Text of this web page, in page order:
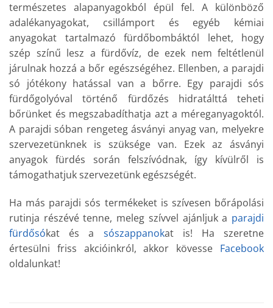
természetes alapanyagokból épül fel. A különböző
adalékanyagokat, csillámport és egyéb kémiai
anyagokat tartalmazó fürdőbombáktól lehet, hogy
szép színű lesz a fürdővíz, de ezek nem feltétlenül
járulnak hozzá a bőr egészségéhez. Ellenben, a parajdi
só jótékony hatással van a bőrre. Egy parajdi sós
fürdőgolyóval történő fürdőzés hidratálttá teheti
bőrünket és megszabadíthatja azt a méreganyagoktól.
A parajdi sóban rengeteg ásványi anyag van, melyekre
szervezetünknek is szüksége van. Ezek az ásványi
anyagok fürdés során felszívódnak, így kívülről is
támogathatjuk szervezetünk egészségét.
Ha más parajdi sós termékeket is szívesen bőrápolási
rutinja részévé tenne, meleg szívvel ajánljuk a parajdi
fürdősókat és a sószappanokat is! Ha szeretne
értesülni friss akcióinkról, akkor kövesse Facebook
oldalunkat!